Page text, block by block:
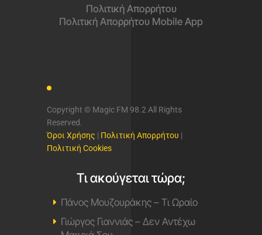
Πολιτική Απορρήτου
Πολιτική Απορρήτου Mobile App
Copyright © Magic FM 98.2 All Rights
Reserved.
Όροι Χρήσης | Πολιτική Απορρήτου |
Πολιτική Cookies
Τι ακούγεται τώρα;
Πάνος Μουζουράκης – Τι Ωραίο
Γιώργος Γιαννιάς – Δεν Αντέχω